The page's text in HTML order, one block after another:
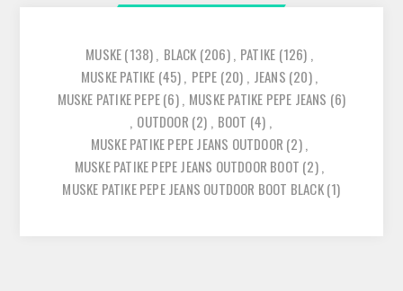
MUSKE(138), BLACK (206), PATIKE (126) ,
MUSKE PATIKE (45), PEPE (20) , JEANS (20),
MUSKE PATIKE PEPE(6), MUSKE PATIKE PEPE JEANS (6)
, OUTDOOR (2) , BOOT (4) ,
MUSKE PATIKE PEPE JEANS OUTDOOR (2),
MUSKE PATIKE PEPE JEANS OUTDOOR BOOT (2),
MUSKE PATIKE PEPE JEANS OUTDOOR BOOT BLACK(1)